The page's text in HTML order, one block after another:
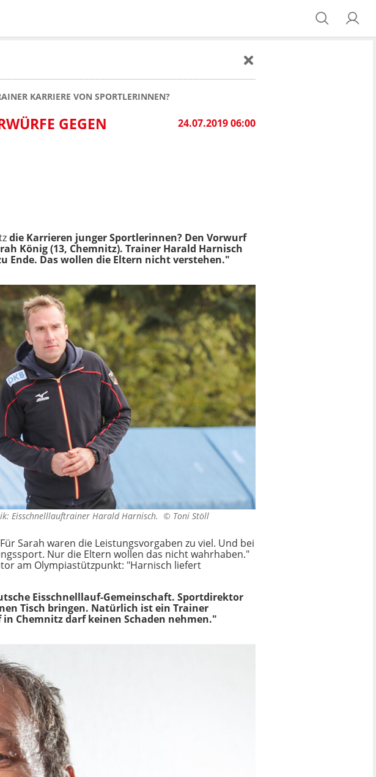
KARRIERE VON SPORTLERINNEN?
24.07.2019 06:00
GEGEN
die Karrieren junger Sportlerinnen? Den Vorwurf
König (13, Chemnitz). Trainer Harald Harnisch
Ende. Das wollen die Eltern nicht verstehen."
Eisschnelllauftrainer Harald Harnisch. © Toni Stöll
Sarah waren die Leistungsvorgaben zu viel. Und bei
Nur die Eltern wollen das nicht wahrhaben."
am Olympiastützpunkt: "Harnisch liefert
Eisschnelllauf-Gemeinschaft. Sportdirektor
Tisch bringen. Natürlich ist ein Trainer
Chemnitz darf keinen Schaden nehmen."